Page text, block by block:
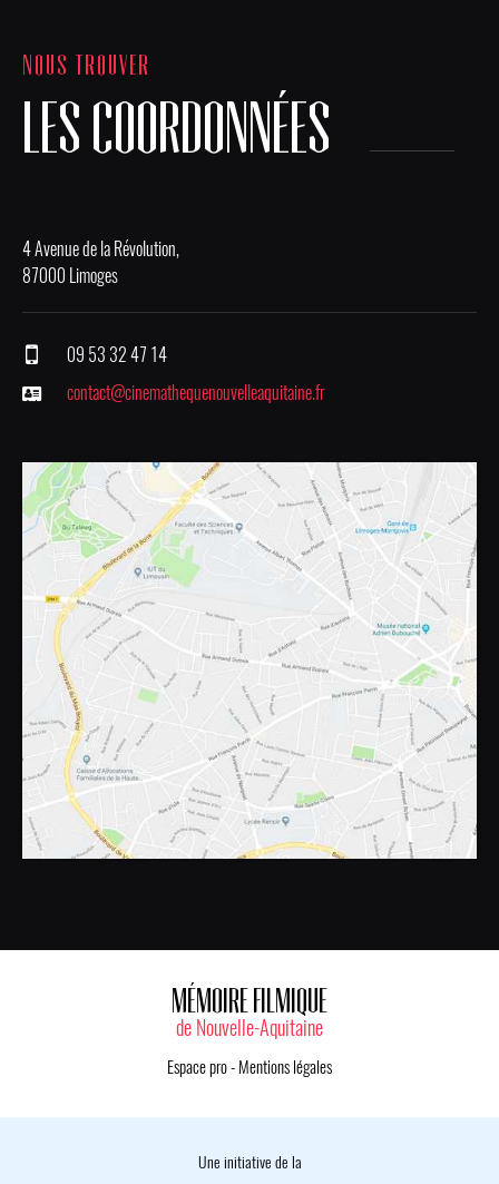
NOUS TROUVER
LES COORDONNÉES
4 Avenue de la Révolution,
87000 Limoges
09 53 32 47 14
contact@cinemathequenouvelleaquitaine.fr
MÉMOIRE FILMIQUE
de Nouvelle-Aquitaine
Espace pro- Mentions légales
Une initiative de la